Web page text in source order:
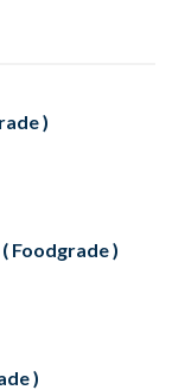
)
Foodgrade )
)